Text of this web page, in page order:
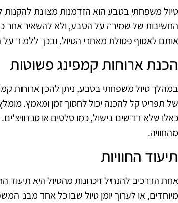
טיול משפחתי בטבע הוא הזדמנות מצוינת
החשיבות של שמירה על הטבע, ולא להשאיר אחר
אותם לאסוף פסולת מאתרי הטיול, ובכך ללמוד
הכנת ארוחות קמפינג פשוטות
במהלך טיול משפחתי בטבע, ניתן להכין ארוחות
של תפריט קל להכנה יכול לחסוך זמן ומאמץ.
כאלו שלא דורשים בישול, כמו סלטים או
מהחוויה.
תיעוד החוויות
אחת הדרכים להנחיל זיכרונות מהטיול היא תיעוד
מיוחדים, או לערוך יומן טיול שבו כל אחד מבני